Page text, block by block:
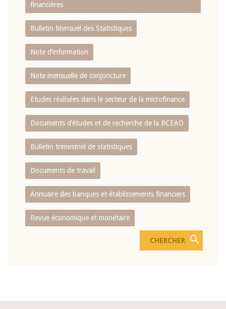
financières
Bulletin Mensuel des Statistiques
Note d’information
Note mensuelle de conjoncture
Etudes réalisées dans le secteur de la microfinance
Documents d’études et de recherche de la BCEAO
Bulletin trimestriel de statistiques
Documents de travail
Annuaire des banques et établissements financiers
Revue économique et monétaire